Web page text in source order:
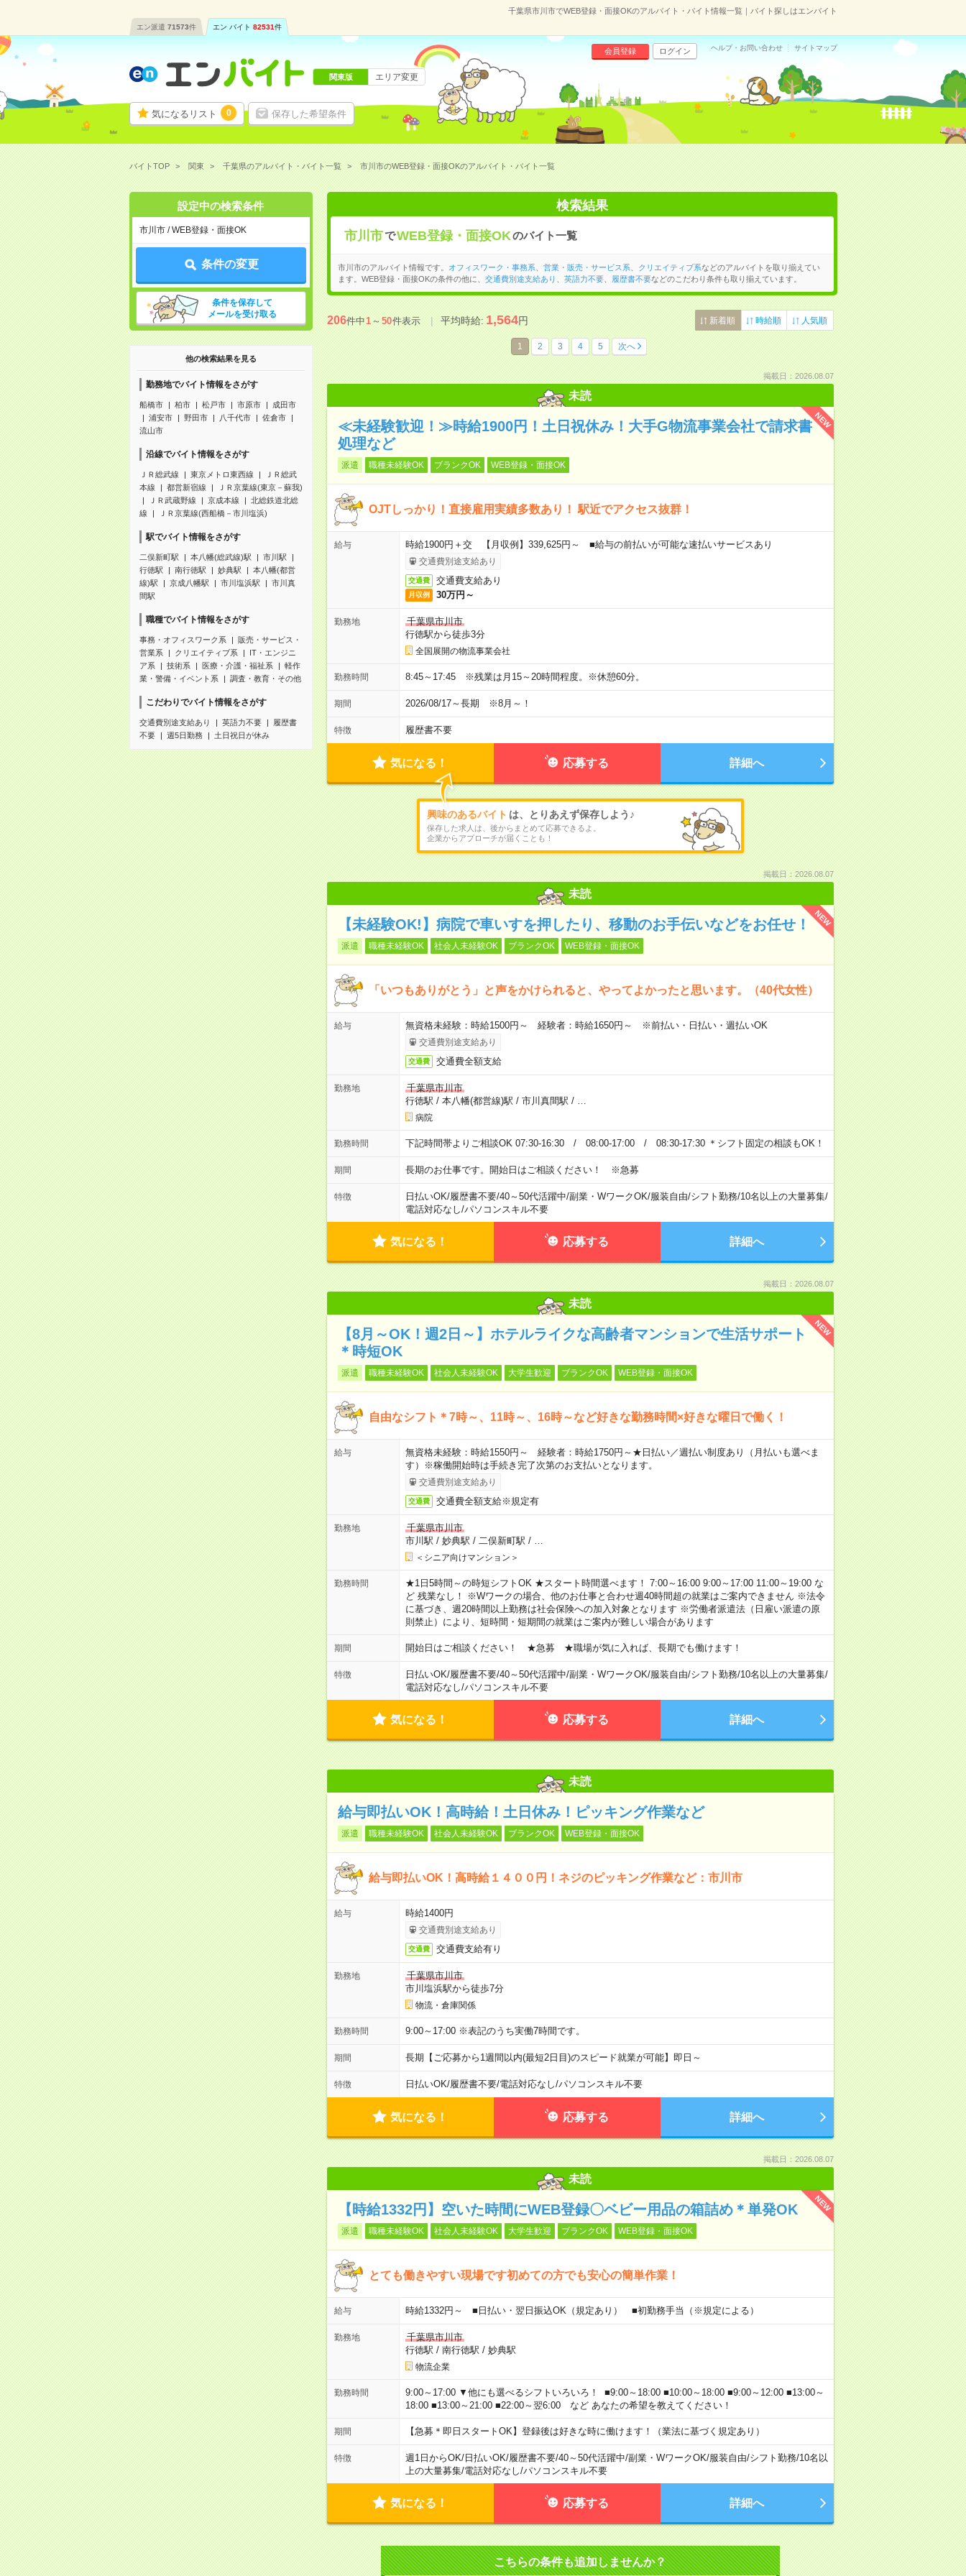
千葉県市川市でWEB登録・面接OKのアルバイト・バイト情報一覧｜バイト探しはエンバイト
エン派遣 71573件 エン バイト 82531件
気になるリスト 0 保存した希望条件
会員登録 ログイン ヘルプ・お問い合わせ サイトマップ
関東版 エリア変更
バイトTOP 関東 千葉県のアルバイト・バイト一覧 市川市のWEB登録・面接OKのアルバイト・バイト一覧
設定中の検索条件
市川市 / WEB登録・面接OK
条件の変更
条件を保存して
メールを受け取る
他の検索結果を見る
勤務地でバイト情報をさがす
船橋市 柏市 松戸市 市原市
成田市
浦安市
野田市 八千代市
佐倉市
流山市
沿線でバイト情報をさがす
ＪＲ総武線 東京メトロ東西線
ＪＲ総武
本線
都営新宿線
ＪＲ京葉線(東京－蘇我)
ＪＲ武蔵野線
京成本線
北総鉄道北総
線
ＪＲ京葉線(西船橋－市川塩浜)
駅でバイト情報をさがす
二俣新町駅 本八幡(総武線)駅
市川駅
行徳駅
南行徳駅 妙典駅
本八幡(都営
線)駅
京成八幡駅 市川塩浜駅
市川真
間駅
職種でバイト情報をさがす
事務・オフィスワーク系
販売・サービス・
営業系
クリエイティブ系
IT・エンジニ
ア系
技術系 医療・介護・福祉系
軽作
業・警備・イベント系
調査・教育・その他
こだわりでバイト情報をさがす
交通費別途支給あり 英語力不要
履歴書
不要
週5日勤務 土日祝日が休み
検索結果
市川市でWEB登録・面接OKのバイト一覧
市川市のアルバイト情報です。 オフィスワーク・事務系 営業・販売・サービス系 クリエイティブ系などのアルバイトを取り揃えてい
ます。WEB登録・面接OKの条件の他に、 交通費別途支給あり 英語力不要、 履歴書不要などのこだわり条件も取り揃えています。
206件中1～50件表示 平均時給:1,564円 新着順 時給順 人気順
1 2 3 4 5 次へ
掲載日：2026.08.07
未読
NEW
≪未経験歓迎！≫時給1900円！土日祝休み！大手G物流事業会社で請求書
処理など
派遣 職種未経験OK ブランクOK WEB登録・面接OK
OJTしっかり！直接雇用実績多数あり！ 駅近でアクセス抜群！
給与 時給1900円＋交 【月収例】339,625円～ ■給与の前払いが可能な速払いサービスあり
交通費別途支給あり
交通費 交通費支給あり
月収例 30万円～
勤務地
千葉県市川市
行徳駅から徒歩3分
全国展開の物流事業会社
勤務時間 8:45～17:45 ※残業は月15～20時間程度。※休憩60分。
期間 2026/08/17～長期 ※8月～！
特徴 履歴書不要
気になる！ 応募する 詳細へ
興味のあるバイト は、とりあえず保存しよう♪
保存した求人は、後からまとめて応募できるよ。
企業からアプローチが届くことも！
掲載日：2026.08.07
未読
NEW
【未経験OK!】病院で車いすを押したり、移動のお手伝いなどをお任せ！
派遣 職種未経験OK 社会人未経験OK ブランクOK WEB登録・面接OK
「いつもありがとう」と声をかけられると、やってよかったと思います。（40代女性）
給与 無資格未経験：時給1500円～ 経験者：時給1650円～ ※前払い・日払い・週払いOK
交通費別途支給あり
交通費 交通費全額支給
勤務地
千葉県市川市
行徳駅 / 本八幡(都営線)駅 / 市川真間駅 /
病院
勤務時間 下記時間帯よりご相談OK 07:30-16:30 / 08:00-17:00 / 08:30-17:30 ＊シフト固定の相談もOK！
期間 長期のお仕事です。開始日はご相談ください！ ※急募
特徴 日払いOK/履歴書不要/40～50代活躍中/副業・WワークOK/服装自由/シフト勤務/10名以上の大量募集/
電話対応なし/パソコンスキル不要
気になる！ 応募する 詳細へ
掲載日：2026.08.07
未読
NEW
【8月～OK！週2日～】ホテルライクな高齢者マンションで生活サポート
＊時短OK
派遣 職種未経験OK 社会人未経験OK 大学生歓迎 ブランクOK WEB登録・面接OK
自由なシフト＊7時～、11時～、16時～など好きな勤務時間×好きな曜日で働く！
給与
無資格未経験：時給1550円～ 経験者：時給1750円～★日払い／週払い制度あり（月払いも選べま
す）※稼働開始時は手続き完了次第のお支払いとなります。
交通費別途支給あり
交通費 交通費全額支給※規定有
勤務地
千葉県市川市
市川駅 / 妙典駅 / 二俣新町駅 /
＜シニア向けマンション＞
勤務時間
★1日5時間～の時短シフトOK ★スタート時間選べます！ 7:00～16:00 9:00～17:00 11:00～19:00 な
ど 残業なし！ ※Wワークの場合、他のお仕事と合わせ週40時間超の就業はご案内できません ※法令
に基づき、週20時間以上勤務は社会保険への加入対象となります ※労働者派遣法（日雇い派遣の原
則禁止）により、短時間・短期間の就業はご案内が難しい場合があります
期間 開始日はご相談ください！ ★急募 ★職場が気に入れば、長期でも働けます！
特徴 日払いOK/履歴書不要/40～50代活躍中/副業・WワークOK/服装自由/シフト勤務/10名以上の大量募集/
電話対応なし/パソコンスキル不要
気になる！ 応募する 詳細へ
未読
給与即払いOK！高時給！土日休み！ピッキング作業など
派遣 職種未経験OK 社会人未経験OK ブランクOK WEB登録・面接OK
給与即払いOK！高時給１４００円！ネジのピッキング作業など：市川市
給与 時給1400円
交通費別途支給あり
交通費 交通費支給有り
勤務地
千葉県市川市
市川塩浜駅から徒歩7分
物流・倉庫関係
勤務時間 9:00～17:00 ※表記のうち実働7時間です。
期間 長期【ご応募から1週間以内(最短2日目)のスピード就業が可能】即日～
特徴 日払いOK/履歴書不要/電話対応なし/パソコンスキル不要
気になる！ 応募する 詳細へ
掲載日：2026.08.07
未読
NEW
【時給1332円】空いた時間にWEB登録〇ベビー用品の箱詰め＊単発OK
派遣 職種未経験OK 社会人未経験OK 大学生歓迎 ブランクOK WEB登録・面接OK
とても働きやすい現場です初めての方でも安心の簡単作業！
給与 時給1332円～ ■日払い・翌日振込OK（規定あり） ■初勤務手当（※規定による）
勤務地
千葉県市川市
行徳駅 / 南行徳駅 / 妙典駅
物流企業
勤務時間
9:00～17:00 ▼他にも選べるシフトいろいろ！ ■9:00～18:00 ■10:00～18:00 ■9:00～12:00 ■13:00～
18:00 ■13:00～21:00 ■22:00～翌6:00 など あなたの希望を教えてください！
期間 【急募＊即日スタートOK】登録後は好きな時に働けます！（業法に基づく規定あり）
特徴 週1日からOK/日払いOK/履歴書不要/40～50代活躍中/副業・WワークOK/服装自由/シフト勤務/10名以
上の大量募集/電話対応なし/パソコンスキル不要
気になる！ 応募する 詳細へ
こちらの条件も追加しませんか？